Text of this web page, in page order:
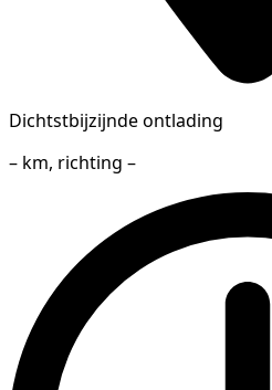
Dichtstbijzijnde ontlading
– km, richting –